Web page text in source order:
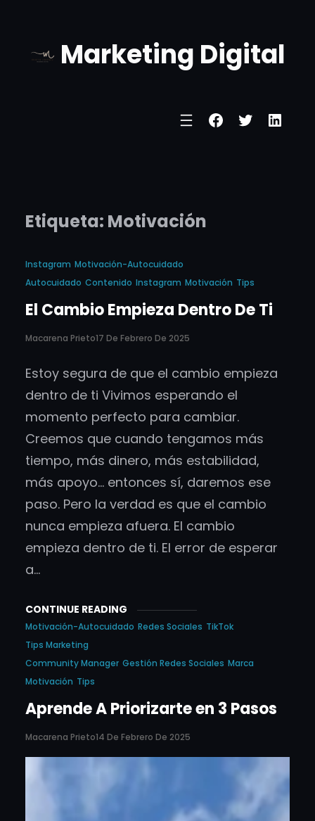
Marketing Digital
Etiqueta: Motivación
Instagram Motivación-Autocuidado
Autocuidado Contenido Instagram Motivación Tips
El Cambio Empieza Dentro De Ti
Macarena Prieto17 De Febrero De 2025
Estoy segura de que el cambio empieza
dentro de ti Vivimos esperando el
momento perfecto para cambiar.
Creemos que cuando tengamos más
tiempo, más dinero, más estabilidad,
más apoyo… entonces sí, daremos ese
paso. Pero la verdad es que el cambio
nunca empieza afuera. El cambio
empieza dentro de ti. El error de esperar
a…
CONTINUE READING
Motivación-Autocuidado Redes Sociales TikTok
Tips Marketing
Community Manager Gestión Redes Sociales Marca
Motivación Tips
Aprende A Priorizarte en 3 Pasos
Macarena Prieto14 De Febrero De 2025